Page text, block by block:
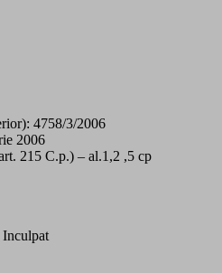
4758/3/2006
2006
215 C.p.) – al.1,2 ,5 cp
Inculpat